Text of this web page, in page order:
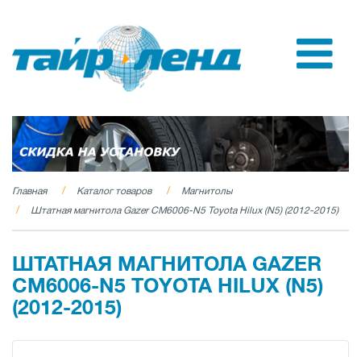
Главная Каталог товаров
Магнитолы
Штатная магнитола Gazer CM6006-N5 Toyota Hilux (N5) (2012-2015)
ШТАТНАЯ МАГНИТОЛА GAZER
CM6006-N5 TOYOTA HILUX (N5)
(2012-2015)